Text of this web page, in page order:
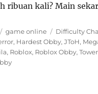
ribuan kali? Main
Categories
game online Tags
Difficulty
, Hardest Obby,JToH,
, Roblox, Roblox Obby,